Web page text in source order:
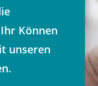
Können
unseren